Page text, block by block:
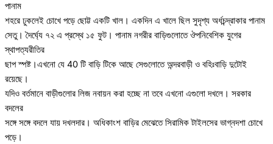
পানাম
শহরে ঢুকলেই চোখে পড়ে ছোট্ট একটি খাল। একদিন এ খালে ছিল সুদৃশ্য অর্ধচন্দ্রাকার পানাম
সেতু। দৈর্ঘ্যে ৭২ এ প্রস্থে ১৫ ফুট। পানাম নগরীর বাড়িগুলোতে ঔপনিবেশিক যুগের
স্থাপত্যরীতির
ছাপ স্পষ্ট।এখনো যে 40 টি বাড়ি টিকে আছে সেগুলোতে অন্দরবাড়ী ও বহিঃবাড়ি দুটোই
রয়েছে।
যদিও বর্তমানে বাড়ীগুলোর লিজ নবায়ন করা হচ্ছে না তবে এখনো এগুলো দখলে। সরকার
বদলের
সঙ্গে সঙ্গে বদলে যায় দখলদার। অধিকাংশ বাড়ির মেঝেতে সিরামিক টাইলসের ভাগ্নদশা চোখে
পড়ে।